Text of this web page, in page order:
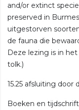
and/or extinct
preserved in
uitgestorven
de fauna die
Deze lezing is in
tolk.)
15.25 afsluiting door
Boeken en